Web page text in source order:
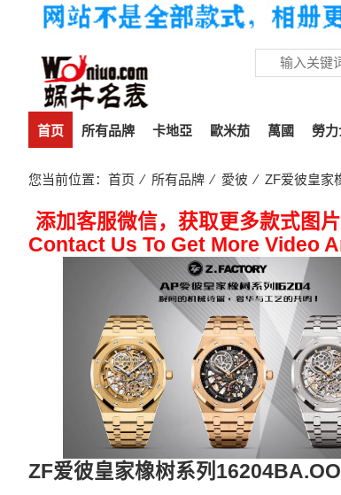
首页 所有品牌 卡地亞 歐米茄 萬國 勞力
您当前位置： 首页 ⁄ 所有品牌 ⁄ 愛彼 ⁄ ZF爱彼皇家
添加客服微信，获取更多款式图片
Contact Us To Get More Video
ZF爱彼皇家橡树系列